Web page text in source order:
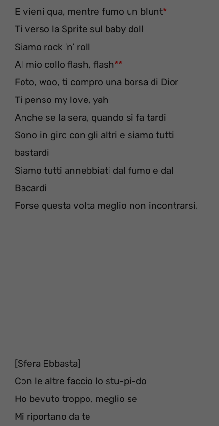
E vieni qua, mentre fumo un blunt*
Ti verso la Sprite sul baby doll
Siamo rock ‘n’ roll
Al mio collo flash, flash**
Foto, woo, ti compro una borsa di Dior
Ti penso my love, yah
Anche se la sera, quando si fa tardi
Sono in giro con gli altri e siamo tutti
bastardi
Siamo tutti annebbiati dal fumo e dal
Bacardi
Forse questa volta meglio non incontrarsi.
[Sfera Ebbasta]
Con le altre faccio lo stu-pi-do
Ho bevuto troppo, meglio se
Mi riportano da te